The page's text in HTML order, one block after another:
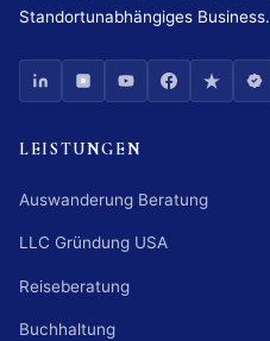
Standortunabhängiges Business.
LEISTUNGEN
Auswanderung Beratung
LLC Gründung USA
Reiseberatung
Buchhaltung